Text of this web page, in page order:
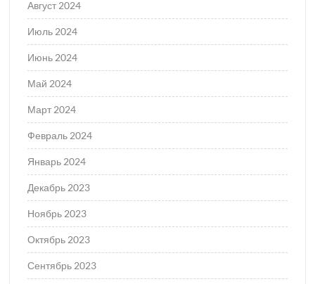
Август 2024
Июль 2024
Июнь 2024
Май 2024
Март 2024
Февраль 2024
Январь 2024
Декабрь 2023
Ноябрь 2023
Октябрь 2023
Сентябрь 2023